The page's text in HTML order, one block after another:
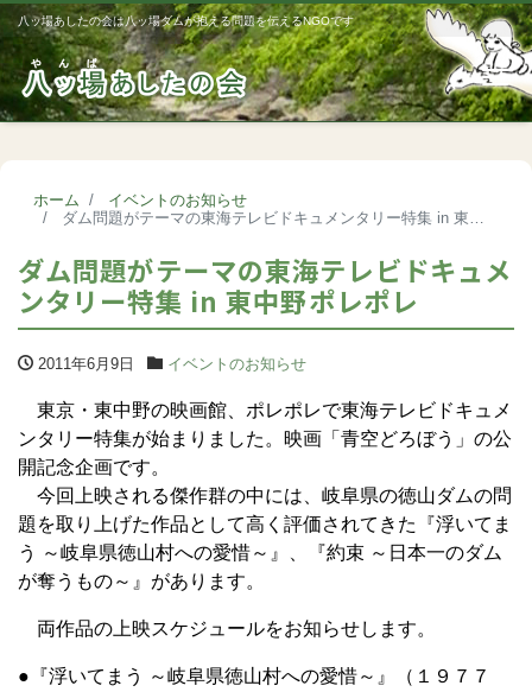
八ッ場あしたの会は八ッ場ダムが抱える問題を伝えるNGOです
ホーム
イベントのお知らせ
ダム問題がテーマの東海テレビドキュメンタリー特集 in 東中野ポレポレ
ダム問題がテーマの東海テレビドキュメ
ンタリー特集 in 東中野ポレポレ
2011年6月9日 イベントのお知らせ
東京・東中野の映画館、ポレポレで東海テレビドキュメ
ンタリー特集が始まりました。映画「青空どろぼう」の公
開記念企画です。
今回上映される傑作群の中には、岐阜県の徳山ダムの問
題を取り上げた作品として高く評価されてきた『浮いてま
う ～岐阜県徳山村への愛惜～』、『約束 ～日本一のダム
が奪うもの～』があります。
両作品の上映スケジュールをお知らせします。
●『浮いてまう ～岐阜県徳山村への愛惜～』（１９７７